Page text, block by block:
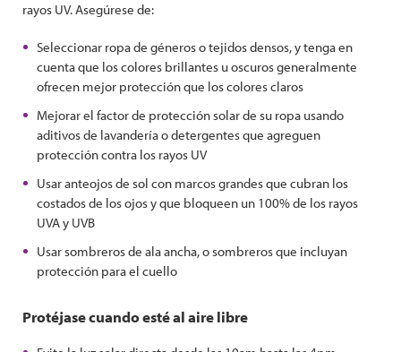
rayos UV. Asegúrese de:
Seleccionar ropa de géneros o tejidos densos, y tenga en
cuenta que los colores brillantes u oscuros generalmente
ofrecen mejor protección que los colores claros
Mejorar el factor de protección solar de su ropa usando
aditivos de lavandería o detergentes que agreguen
protección contra los rayos UV
Usar anteojos de sol con marcos grandes que cubran los
costados de los ojos y que bloqueen un 100% de los rayos
UVA y UVB
Usar sombreros de ala ancha, o sombreros que incluyan
protección para el cuello
Protéjase cuando esté al aire libre